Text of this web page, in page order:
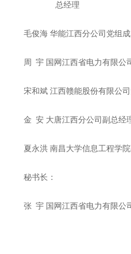
总经理
毛俊海 华能江西分公司党组
周 宇 国网江西省电力有限公
宋和斌 江西赣能股份有限公
金 安 大唐江西分公司副总经
夏永洪 南昌大学信息工程学
秘书长：
张 宇 国网江西省电力有限公